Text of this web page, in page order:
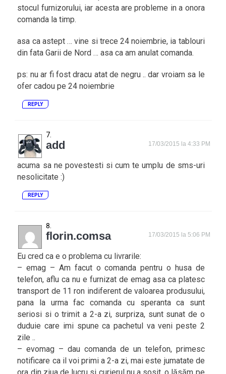
stocul furnizorului, iar acesta are probleme in a onora
comanda la timp.
asa ca astept … vine si trece 24 noiembrie, ia tablouri
din fata Garii de Nord … asa ca am anulat comanda.
ps: nu ar fi fost dracu atat de negru .. dar vroiam sa le
ofer cadou pe 24 noiembrie
REPLY
add 17/03/2015 la 4:33 PM
acuma sa ne povestesti si cum te umplu de sms-uri
nesolicitate :)
REPLY
florin.comsa 17/03/2015 la 5:06 PM
Eu cred ca e o problema cu livrarile:
– emag – Am facut o comanda pentru o husa de
telefon, aflu ca nu e furnizat de emag asa ca platesc
transport de 11 ron indiferent de valoarea produsului,
pana la urma fac comanda cu speranta ca sunt
seriosi si o trimit a 2-a zi, surpriza, sunt sunat de o
duduie care imi spune ca pachetul va veni peste 2
zile ..
– evomag – dau comanda de un telefon, primesc
notificare ca il voi primi a 2-a zi, mai este jumatate de